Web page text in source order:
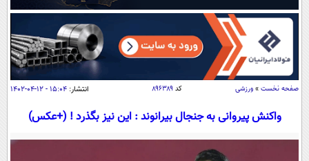
اوقات شرعی
سواد زندگی
اقتصاد
اقتصادی
خودرو
جامعه
ورزشی
صفحه نخست » ورزشی کد۸۹۶۳۸۹ انتشار: ۱۵:۰۴ - ۱۲-۰۴-۱۴۰۲
واکنش پیروانی به جنجال بیرانوند : این نیز بگذرد ! (+عکس)